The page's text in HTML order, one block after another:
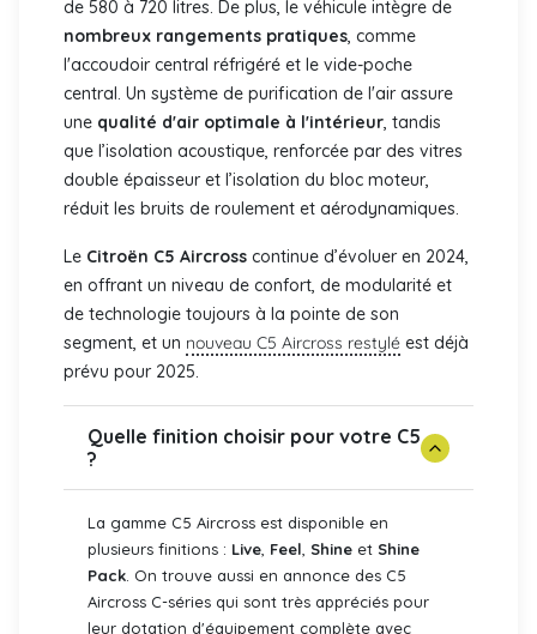
de 580 à 720 litres. De plus, le véhicule intègre de
nombreux rangements pratiques, comme
l'accoudoir central réfrigéré et le vide-poche
central. Un système de purification de l'air assure
une qualité d'air optimale à l'intérieur, tandis
que l’isolation acoustique, renforcée par des vitres
double épaisseur et l’isolation du bloc moteur,
réduit les bruits de roulement et aérodynamiques.
Le Citroën C5 Aircross continue d’évoluer en 2024,
en offrant un niveau de confort, de modularité et
de technologie toujours à la pointe de son
segment, et un nouveau C5 Aircross restylé est déjà
prévu pour 2025.
Quelle finition choisir pour votre C5
?
La gamme C5 Aircross est disponible en
plusieurs finitions : Live, Feel, Shine et Shine
Pack. On trouve aussi en annonce des C5
Aircross C-séries qui sont très appréciés pour
leur dotation d'équipement complète avec